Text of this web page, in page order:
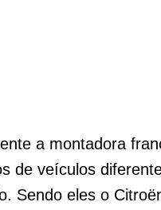
a montadora
de veículos
Sendo eles o